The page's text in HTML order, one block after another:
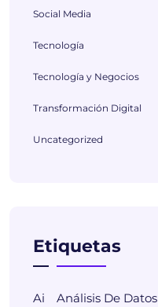
Social Media
Tecnología
Tecnología y Negocios
Transformación Digital
Uncategorized
Etiquetas
Ai Análisis De Datos